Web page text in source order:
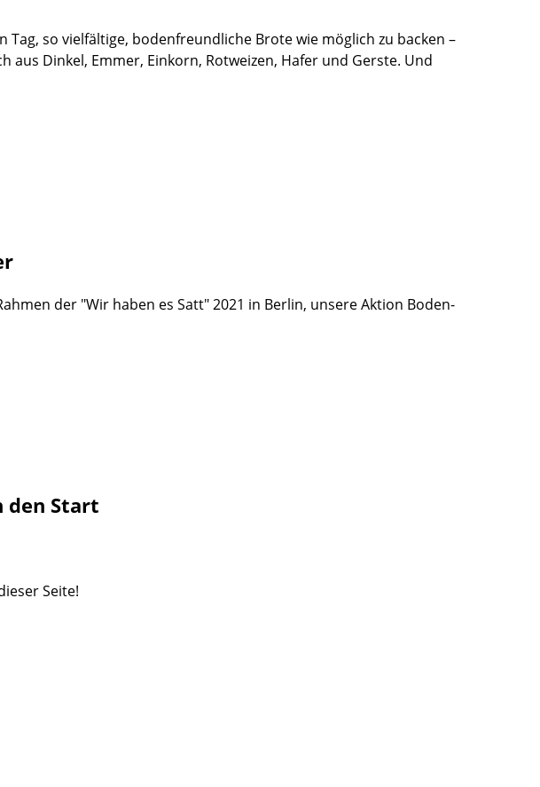
so vielfältige, bodenfreundliche Brote wie möglich zu backen –
aus Dinkel, Emmer, Einkorn, Rotweizen, Hafer und Gerste. Und
der "Wir haben es Satt" 2021 in Berlin, unsere Aktion Boden-
den Start
Seite!